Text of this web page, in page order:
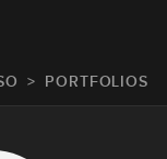
PORTFOLIOS